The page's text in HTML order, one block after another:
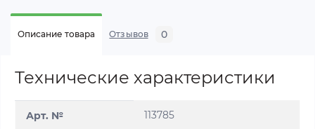
Описание товара Отзывов 0
Технические характеристики
Арт. № 113785